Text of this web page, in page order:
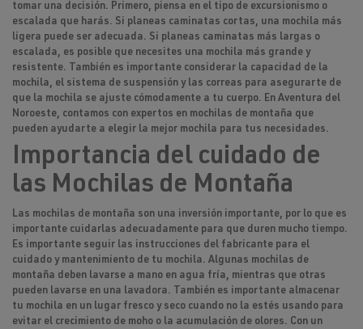
tomar una decisión. Primero, piensa en el tipo de excursionismo o
escalada que harás. Si planeas caminatas cortas, una mochila más
ligera puede ser adecuada. Si planeas caminatas más largas o
escalada, es posible que necesites una mochila más grande y
resistente. También es importante considerar la capacidad de la
mochila, el sistema de suspensión y las correas para asegurarte de
que la mochila se ajuste cómodamente a tu cuerpo. En Aventura del
Noroeste, contamos con expertos en mochilas de montaña que
pueden ayudarte a elegir la mejor mochila para tus necesidades.
Importancia del cuidado de
las Mochilas de Montaña
Las mochilas de montaña son una inversión importante, por lo que es
importante cuidarlas adecuadamente para que duren mucho tiempo.
Es importante seguir las instrucciones del fabricante para el
cuidado y mantenimiento de tu mochila. Algunas mochilas de
montaña deben lavarse a mano en agua fría, mientras que otras
pueden lavarse en una lavadora. También es importante almacenar
tu mochila en un lugar fresco y seco cuando no la estés usando para
evitar el crecimiento de moho o la acumulación de olores. Con un